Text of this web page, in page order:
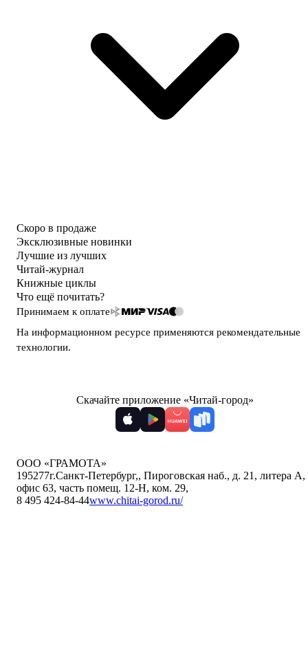
Скоро в продаже
Эксклюзивные новинки
Лучшие из лучших
Читай-журнал
Книжные циклы
Что ещё почитать?
Принимаем к оплате
На информационном ресурсе применяются рекомендательные
технологии.
Скачайте приложение «Читай-город»
ООО «ГРАМОТА»
195277г.Санкт-Петербург,, Пироговская наб., д. 21, литера А,
офис 63, часть помещ. 12-Н, ком. 29,
8 495 424-84-44www.chitai-gorod.ru/